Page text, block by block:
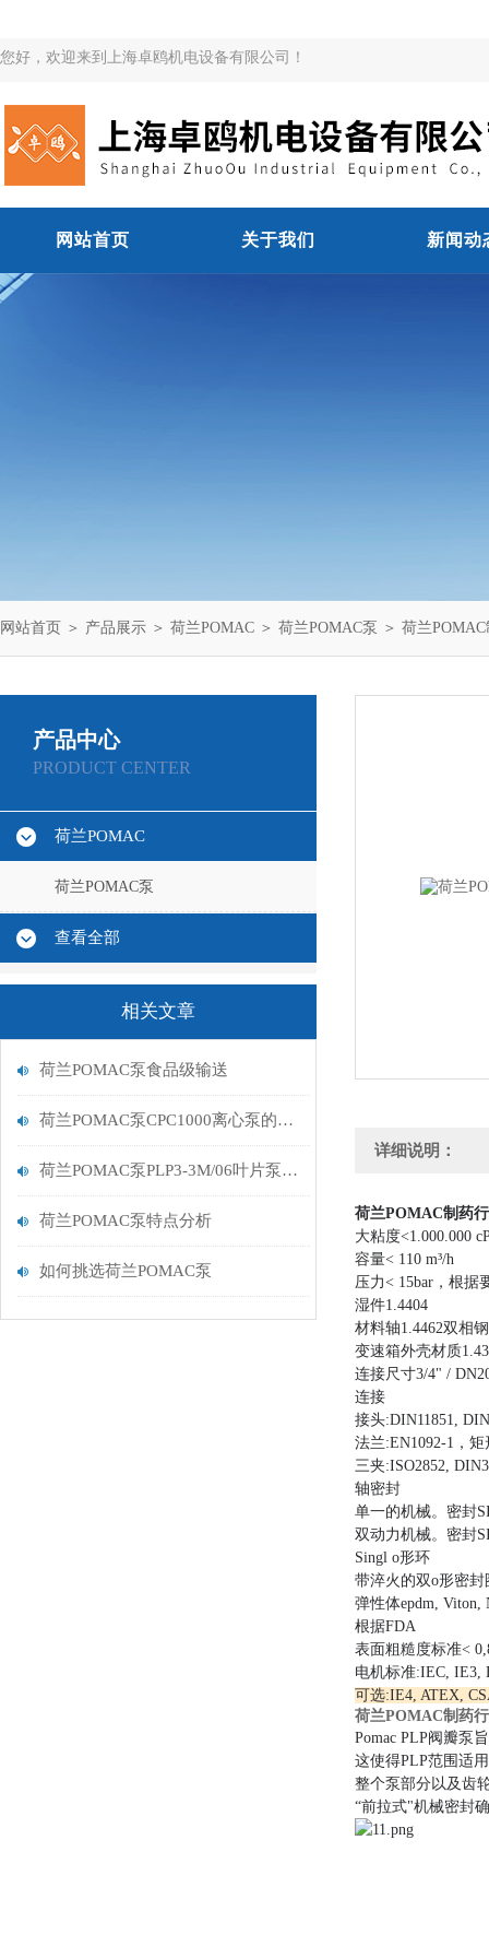
您好，欢迎来到上海卓鸥机电设备有限公司！
网站首页 关于我们 新闻动
网站首页 ＞ 产品展示 ＞ 荷兰POMAC ＞ 荷兰POMAC泵 ＞ 荷兰
产品中心
PRODUCT CENTER
荷兰POMAC
荷兰POMAC泵
查看全部
相关文章
荷兰POMAC泵食品级输送
荷兰POMAC泵CPC1000离心泵的特点
荷兰POMAC泵PLP3-3M/06叶片泵性价比高
荷兰POMAC泵特点分析
如何挑选荷兰POMAC泵
详细说明：
荷兰POMAC制药
大粘度<1.000.000
容量< 110 m³/h
压力< 15bar，根据
湿件1.4404
材料轴1.4462双相钢
变速箱外壳材质
连接尺寸3/4" /
连接
接头:DIN11851,
法兰:EN1092-1，
三夹:ISO2852,
轴密封
单一的机械。 密封
双动力机械。 密封
Singl o形环
带淬火的双o形密封
弹性体epdm,
根据FDA
表面粗糙度标准<
电机标准:IEC, IE3,
可选:IE4, ATEX,
荷兰POMAC制药
Pomac PLP阀瓣泵
这使得PLP范围适
整个泵部分以及齿
“前拉式"机械密封